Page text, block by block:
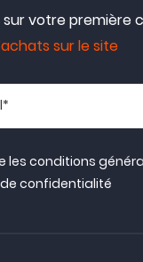
sur votre première
sur le site
email
lesconditions
confidentialité